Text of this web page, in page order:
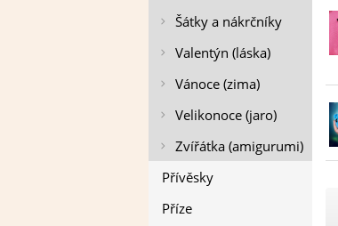
Šátky a nákrčníky
Valentýn (láska)
Vánoce (zima)
Velikonoce (jaro)
Zvířátka (amigurumi)
Přívěsky
Příze